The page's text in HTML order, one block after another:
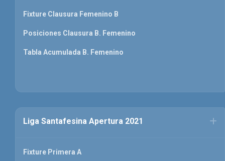
Fixture Clausura Femenino B
Posiciones Clausura B. Femenino
Tabla Acumulada B. Femenino
Liga Santafesina Apertura 2021
Fixture Primera A